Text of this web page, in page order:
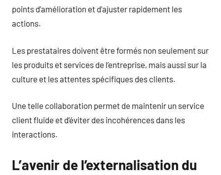
points d’amélioration et d’ajuster rapidement les
actions.
Les prestataires doivent être formés non seulement sur
les produits et services de l’entreprise, mais aussi sur la
culture et les attentes spécifiques des clients.
Une telle collaboration permet de maintenir un service
client fluide et d’éviter des incohérences dans les
interactions.
L’avenir de l’externalisation du